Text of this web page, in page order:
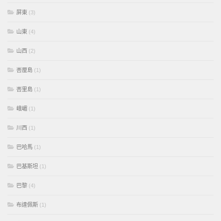
屏東 (3)
山東 (4)
山西 (2)
峇厘島 (1)
峇里島 (1)
峨嵋 (1)
川西 (1)
巴哈馬 (1)
巴基斯坦 (1)
巴黎 (4)
布達佩斯 (1)